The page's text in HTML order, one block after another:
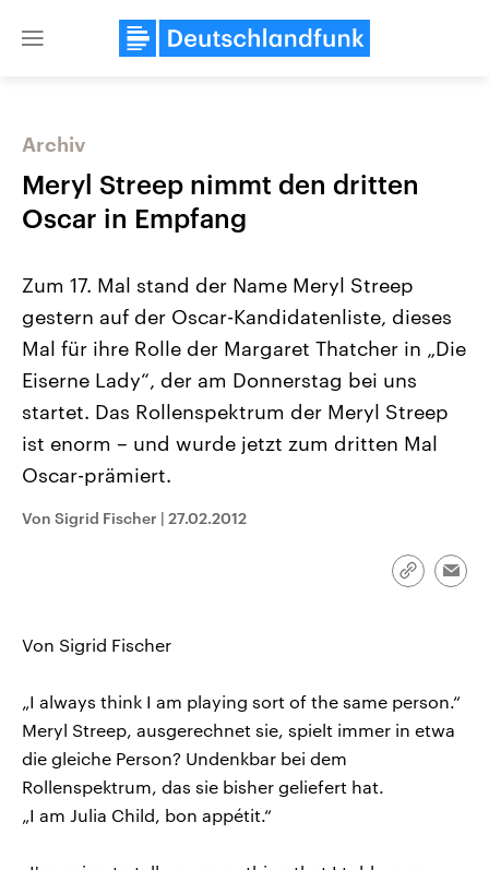
Close
Landtagswahl Sachsen-Anhalt
Alle Informationen
Sachsen-Anhalt wählt am 6.
September 2026 einen neuen
Landtag. Seit 2021 wird das
Bundesland von einer Koalition aus
Umfragen, Prognosen,
USA
Hintergründe
Wirtschaftlich und
gehören die Vereinigten
Archiv
Meryl Streep nimmt den dritten
Oscar in Empfang
Zum 17. Mal stand der Name Meryl Streep
gestern auf der Oscar-Kandidatenliste, dieses
Mal für ihre Rolle der Margaret Thatcher in „Die
Eiserne Lady“, der am Donnerstag bei uns
startet. Das Rollenspektrum der Meryl Streep
ist enorm – und wurde jetzt zum dritten Mal
Oscar-prämiert.
Von Sigrid Fischer | 27.02.2012
Link
Von Sigrid Fischer
„I always think I am playing sort of the same person.“
Meryl Streep, ausgerechnet sie, spielt immer in etwa
die gleiche Person? Undenkbar bei dem
Rollenspektrum, das sie bisher geliefert hat.
„I am Julia Child, bon appétit.“